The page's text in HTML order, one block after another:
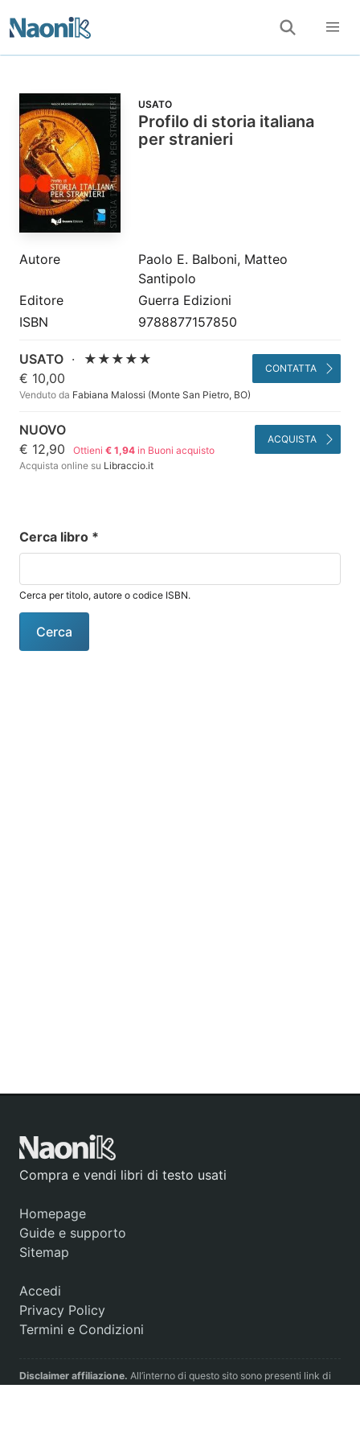
USATO
Profilo di storia italiana
per stranieri
Autore
Paolo E. Balboni, Matteo
Santipolo
Editore
Guerra Edizioni
ISBN
9788877157850
USATO ·
★★★★★
€ 10,00
Venduto da Fabiana Malossi (Monte San Pietro, BO)
CONTATTA
NUOVO
€ 12,90
Ottieni€ 1,94 in Buoni acquisto
Acquista online su Libraccio.it
ACQUISTA
Cerca libro *
Cerca per titolo, autore o codice ISBN.
Compra e vendi libri di testo usati
Homepage
Guide e supporto
Sitemap
Accedi
Privacy Policy
Termini e Condizioni